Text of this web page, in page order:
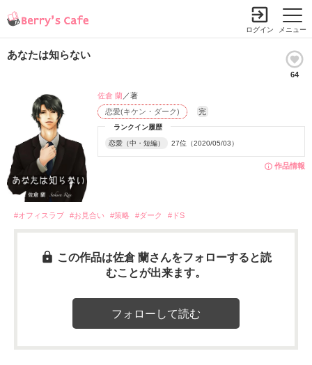
メニュー
ログイン
あなたは知らない
64
作品情報
ランクイン履歴
恋愛（中・短編） 27位（2020/05/03）
恋愛(キケン・ダーク) 完
佐倉 蘭／著
#オフィスラブ #お見合い #策略 #ダーク #ドS
この作品は佐倉 蘭さんをフォローすると読
むことが出来ます。